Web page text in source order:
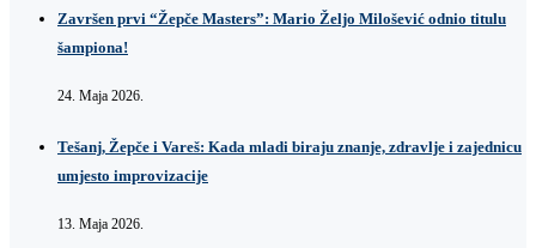
Završen prvi “Žepče Masters”: Mario Željo Milošević odnio titulu
šampiona!
24. Maja 2026.
Tešanj, Žepče i Vareš: Kada mladi biraju znanje, zdravlje i zajednicu
umjesto improvizacije
13. Maja 2026.